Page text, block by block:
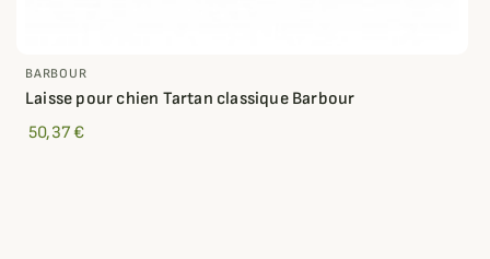
BARBOUR
Laisse pour chien Tartan classique Barbour
50,37 €